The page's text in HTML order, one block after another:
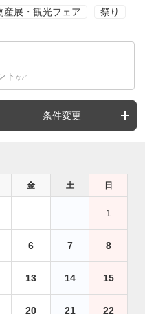
産展・観光フェア 祭り
ト など
条件変更
金 土 日
1
6 7 8
13 14 15
20 21 22